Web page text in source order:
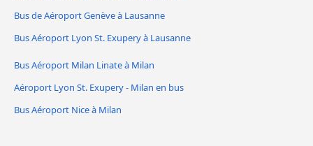
Bus de Aéroport Genève à Lausanne
Bus Aéroport Lyon St. Exupery à Lausanne
Bus Aéroport Milan Linate à Milan
Aéroport Lyon St. Exupery - Milan en bus
Bus Aéroport Nice à Milan